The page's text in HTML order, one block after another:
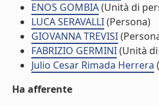
ENOS GOMBIA(Unità di
LUCA SERAVALLI(Persona)
GIOVANNA TREVISI
FABRIZIO GERMINI(Unità
Julio Cesar Rimada Herrera
Ha afferente